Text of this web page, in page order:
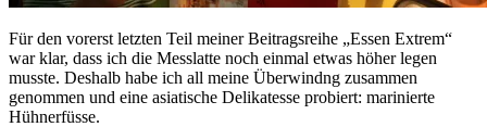
Für den vorerst letzten Teil meiner Beitragsreihe „Essen Extrem“
war klar, dass ich die Messlatte noch einmal etwas höher legen
musste. Deshalb habe ich all meine Überwindng zusammen
genommen und eine asiatische Delikatesse probiert: marinierte
Hühnerfüsse.